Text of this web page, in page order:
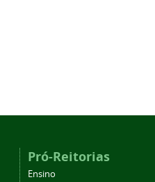
Pró-Reitorias
Ensino